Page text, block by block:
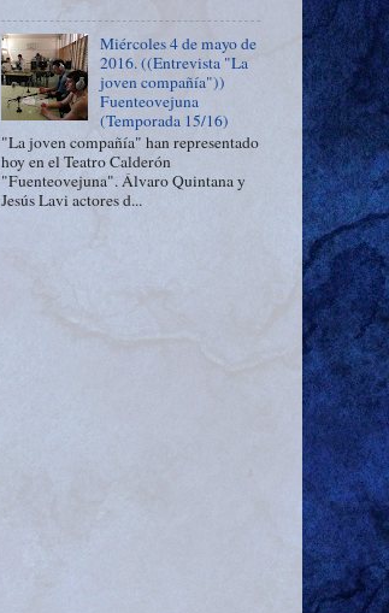
Miércoles 4 de mayo de
2016. ((Entrevista "La
joven compañía"))
Fuenteovejuna
(Temporada 15/16)
"La joven compañía" han representado
hoy en el Teatro Calderón
"Fuenteovejuna". Álvaro Quintana y
Jesús Lavi actores d...